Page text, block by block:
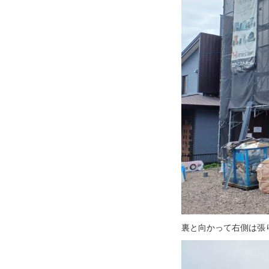
裏と向かって右側は張